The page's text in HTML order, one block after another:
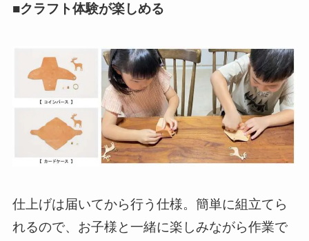
■クラフト体験が楽しめる
仕上げは届いてから行う仕様。簡単に組立てら
れるので、お子様と一緒に楽しみながら作業で